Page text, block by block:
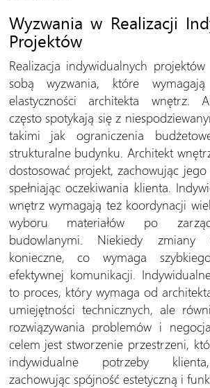
Wyzwania w Realizacji
Projektów
Realizacja indywidualnych
sobą wyzwania, które
elastyczności architekta wnętrz.
często spotykają się z
takimi jak ograniczenia
strukturalne budynku. Architekt
dostosować projekt, zachowując
spełniając oczekiwania klienta.
wnętrz wymagają też koordynacji
wyboru materiałów po
budowlanymi. Niekiedy
konieczne, co wymaga
efektywnej komunikacji.
to proces, który wymaga od
umiejętności technicznych, ale
rozwiązywania problemów i
celem jest stworzenie przestrzeni,
indywidualne potrzeby
zachowując spójność estetyczną i